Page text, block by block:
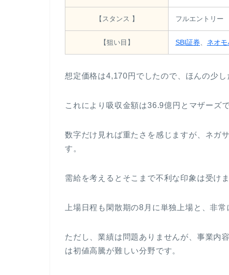
【スタンス 】 フルエントリー
【狙い目】 SBI証券 ネオモ
想定価格は4,170円でしたので、ほんの少し
これにより吸収金額は36.9億円とマザーズ
数字だけ見れば重たさを感じますが、ネガ
す。
需給を考えるとそこまで不利な印象は受けま
上場日程も閑散期の8月に単独上場と、非常
ただし、業績は問題ありませんが、事業内
は初値高騰が難しい分野です。